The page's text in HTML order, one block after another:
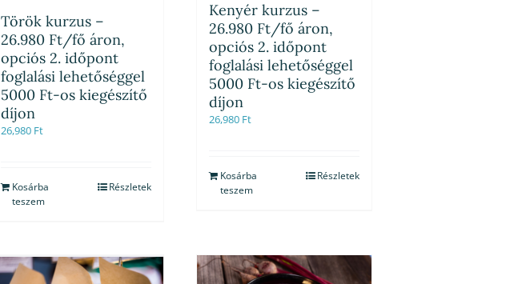
Török kurzus –
26.980 Ft/fő áron,
opciós 2. időpont
foglalási lehetőséggel
5000 Ft-os kiegészítő
díjon
26,980 Ft
Kosárba
teszem
Részletek
Kenyér kurzus –
26.980 Ft/fő áron,
opciós 2. időpont
foglalási lehetőséggel
5000 Ft-os kiegészítő
díjon
26,980 Ft
Kosárba
teszem
Részletek